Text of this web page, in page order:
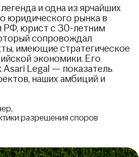
и одна из ярчайших
юридического рынка в
РФ, юрист с 30-летним
сопровождал
имеющие стратегическое
экономики. Его
Legal — показатель
наших амбиций и
разрешения споров